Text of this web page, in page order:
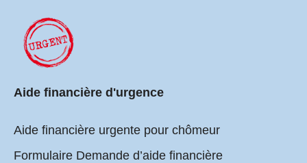
Aide financière d'urgence
Aide financière urgente pour chômeur
Formulaire Demande d’aide financière